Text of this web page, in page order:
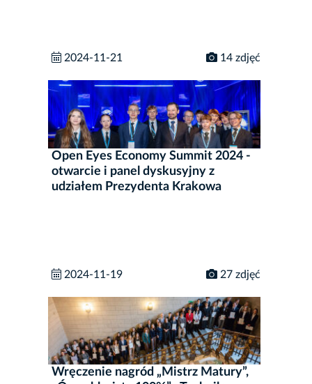
2024-11-21 14 zdjęć
Open Eyes Economy Summit 2024 -
otwarcie i panel dyskusyjny z
udziałem Prezydenta Krakowa
2024-11-19 27 zdjęć
Wręczenie nagród „Mistrz Matury”,